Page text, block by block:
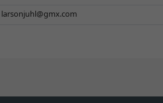
larsonjuhl@gmx.com